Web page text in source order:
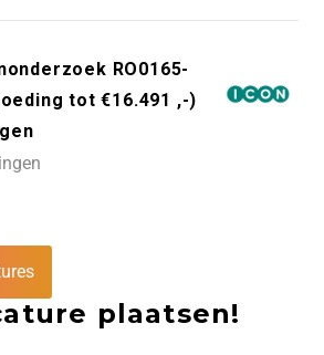
RO0165-
tot €16.491 ,-)
plaatsen!